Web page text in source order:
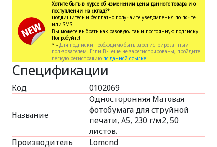
Хотите быть в курсе об изменении цены данного товара и о
поступлении на склад?*
Подпишитесь и бесплатно получайте уведомления по почте
или SMS.
Вы можете выбрать как разовую, так и постоянную подписку.
Попробуйте!
* - Для подписки необходимо быть зарегистрированным
пользователем. Если Вы еще не зарегистрированы, пройдите
легкую регистрацию по данной ссылке.
Спецификации
Код 0102069
Название
Односторонняя Матовая
фотобумага для струйной
печати, A5, 230 г/м2, 50
листов.
Производитель
Lomond